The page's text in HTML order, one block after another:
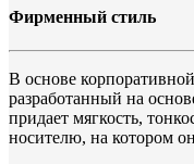
Фирменный стиль
В основе
разработанный на
придает мягкость,
носителю, на котором